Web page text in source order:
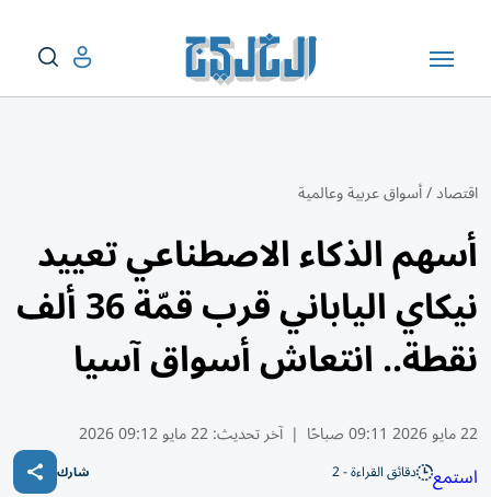
اقتصاد/أسواق عربية وعالمية
أسهم الذكاء الاصطناعي تعييد
نيكاي الياباني قرب قمّة 36 ألف
نقطة.. انتعاش أسواق آسيا
22 مايو 2026 09:11 صباحًا | آخر تحديث:22 مايو 09:12 2026
استمع دقائق القراءة - 2 شارك